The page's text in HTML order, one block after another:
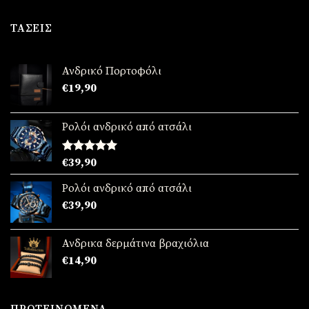
ΤΆΣΕΙΣ
Ανδρικό Πορτοφόλι
€19,90
Ρολόι ανδρικό από ατσάλι
Βαθμολογήθηκε
με5.00
από 5
€39,90
Ρολόι ανδρικό από ατσάλι
€39,90
Ανδρικα δερμάτινα βραχιόλια
€14,90